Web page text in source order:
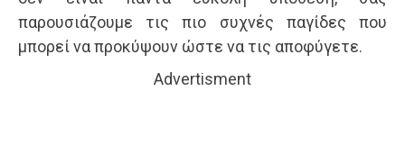
παρουσιάζουμε τις πιο συχνές παγίδες που
μπορεί να προκύψουν ώστε να τις αποφύγετε.
Advertisment